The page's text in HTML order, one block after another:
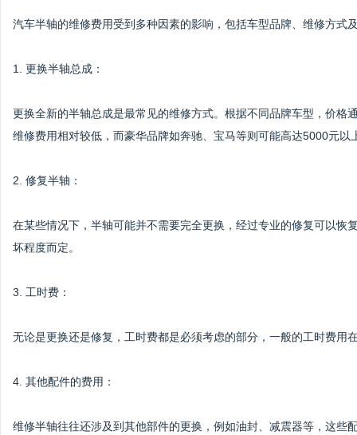
汽车半轴的维修费用受到多种因素的影响，包括车型品牌、维修方式
1. 更换半轴总成：
更换全新的半轴总成是最常见的维修方式。根据不同品牌车型，价
维修费用相对较低，而豪华品牌如奔驰、宝马等则可能高达5000元以
2. 修复半轴：
在某些情况下，半轴可能并不需要完全更换，经过专业的修复可以
坏程度而定。
3. 工时费：
无论是更换还是修复，工时费都是必须考虑的部分，一般的工时费用
4. 其他配件的费用：
维修半轴往往还涉及到其他部件的更换，例如油封、减震器等，这